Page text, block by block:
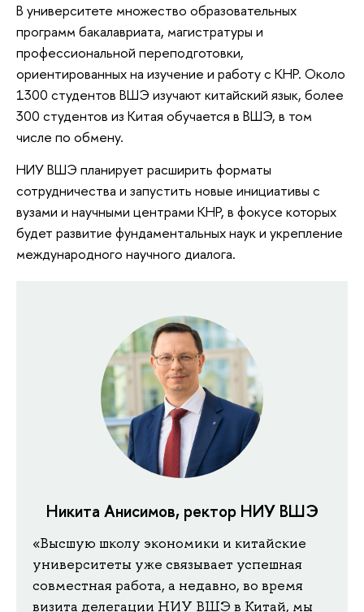
В университете множество образовательных
программ бакалавриата, магистратуры и
профессиональной переподготовки,
ориентированных на изучение и работу с КНР. Около
1300 студентов ВШЭ изучают китайский язык, более
300 студентов из Китая обучается в ВШЭ, в том
числе по обмену.
НИУ ВШЭ планирует расширить форматы
сотрудничества и запустить новые инициативы с
вузами и научными центрами КНР, в фокусе которых
будет развитие фундаментальных наук и укрепление
международного научного диалога.
Никита Анисимов, ректор НИУ ВШЭ
«Высшую школу экономики и китайские
университеты уже связывает успешная
совместная работа, а недавно, во время
визита делегации НИУ ВШЭ в Китай, мы